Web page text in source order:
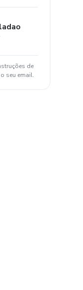
de
seu email.